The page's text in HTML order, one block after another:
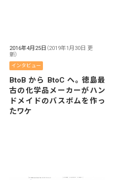
2016年4月25日 （2019年1月30日 更
新）
インタビュー
BtoB から BtoC ヘ。徳島最
古の化学品メーカーがハン
ドメイドのバスボムを作っ
たワケ